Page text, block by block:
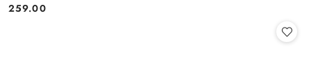
Cena:
259.00